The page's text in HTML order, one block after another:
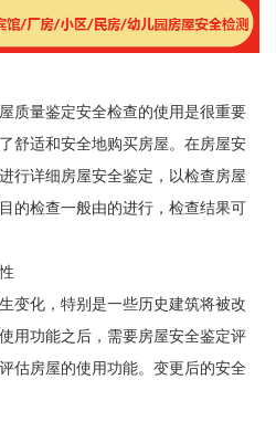
质量鉴定安全检查的使用是很重要
舒适和安全地购买房屋。在房屋安
行详细房屋安全鉴定，以检查房屋
的检查一般由的进行，检查结果可
变化，特别是一些历史建筑将被改
用功能之后，需要房屋安全鉴定评
估房屋的使用功能。变更后的安全